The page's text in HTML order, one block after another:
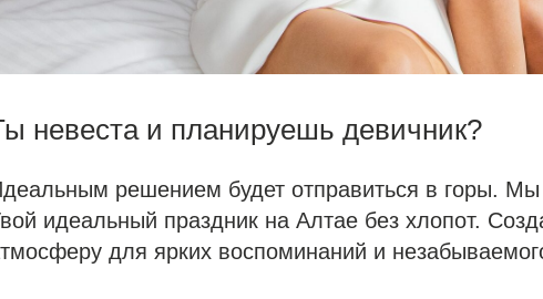
невеста и планируешь девичник?
решением будет отправиться в горы. Мы
идеальный праздник на Алтае без хлопот.
для ярких воспоминаний и